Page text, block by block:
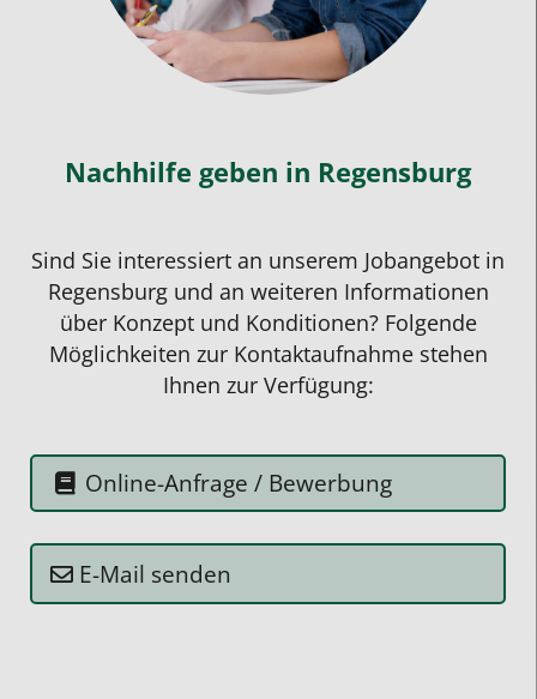
hat
einen
intensiven
eins
und
konnte
jederzeit
Rücksprache
mit
halten.
Nachhilfe geben in Regensburg
Sind Sie interessiert an unserem Jobangebot in
Regensburg und an weiteren Informationen
über Konzept und Konditionen? Folgende
Möglichkeiten zur Kontaktaufnahme stehen
Ihnen zur Verfügung:
Online-Anfrage / Bewerbung
E-Mail senden